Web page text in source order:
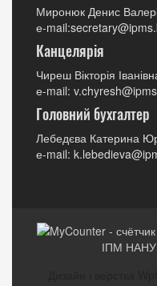
Миронюк Денис
е-
Канцелярія
Чиреш Вікторія
е-mail:
Головний бухгалтер
Лебедєва Катерина
е-mail:
ІПМ НАНУ